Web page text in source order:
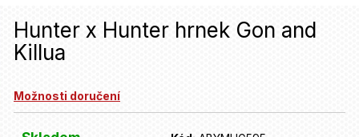
Hunter x Hunter hrnek Gon and
Killua
Možnosti doručení
t
?